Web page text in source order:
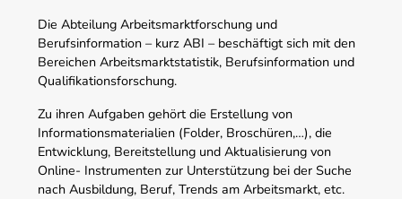
Die Abteilung Arbeitsmarktforschung und
Berufsinformation – kurz ABI – beschäftigt sich mit den
Bereichen Arbeitsmarktstatistik, Berufsinformation und
Qualifikationsforschung.
Zu ihren Aufgaben gehört die Erstellung von
Informationsmaterialien (Folder, Broschüren,…), die
Entwicklung, Bereitstellung und Aktualisierung von
Online- Instrumenten zur Unterstützung bei der Suche
nach Ausbildung, Beruf, Trends am Arbeitsmarkt, etc.